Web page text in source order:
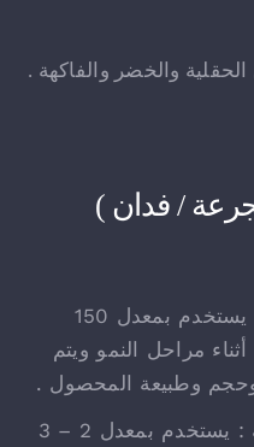
والخضر والفاكهة .
/ فدان )
في حالة الرش الورقي : يستخدم بمعدل 150
لتر ماء أثناء مراحل النمو ويتم
وطبيعة المحصول .
في حالة الإضافة الأرضية : يستخدم بمعدل 2 – 3